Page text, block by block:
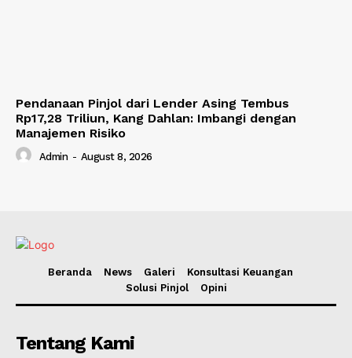
Pendanaan Pinjol dari Lender Asing Tembus
Rp17,28 Triliun, Kang Dahlan: Imbangi dengan
Manajemen Risiko
Admin - August 8, 2026
Beranda News Galeri
Konsultasi Keuangan
Solusi Pinjol
Opini
Tentang Kami